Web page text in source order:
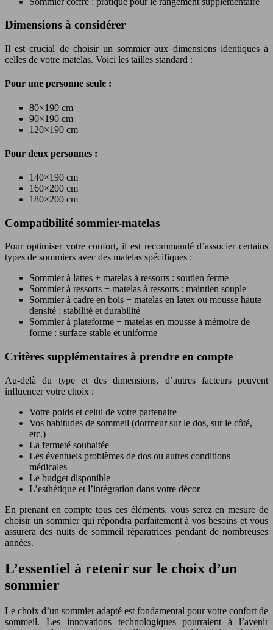
Dimensions à considérer
Il est crucial de choisir un sommier aux dimensions identiques à
celles de votre matelas. Voici les tailles standard :
Pour une personne seule :
80×190 cm
90×190 cm
120×190 cm
Pour deux personnes :
140×190 cm
160×200 cm
180×200 cm
Compatibilité sommier-matelas
Pour optimiser votre confort, il est recommandé d’associer certains
types de sommiers avec des matelas spécifiques :
Sommier à lattes + matelas à ressorts : soutien ferme
Sommier à ressorts + matelas à ressorts : maintien souple
Sommier à cadre en bois + matelas en latex ou mousse haute
densité : stabilité et durabilité
Sommier à plateforme + matelas en mousse à mémoire de
forme : surface stable et uniforme
Critères supplémentaires à prendre en compte
Au-delà du type et des dimensions, d’autres facteurs peuvent
influencer votre choix :
Votre poids et celui de votre partenaire
Vos habitudes de sommeil (dormeur sur le dos, sur le côté,
etc.)
La fermeté souhaitée
Les éventuels problèmes de dos ou autres conditions
médicales
Le budget disponible
L’esthétique et l’intégration dans votre décor
En prenant en compte tous ces éléments, vous serez en mesure de
choisir un sommier qui répondra parfaitement à vos besoins et vous
assurera des nuits de sommeil réparatrices pendant de nombreuses
années.
L’essentiel à retenir sur le choix d’un
sommier
Le choix d’un sommier adapté est fondamental pour votre confort de
sommeil. Les innovations technologiques pourraient à l’avenir